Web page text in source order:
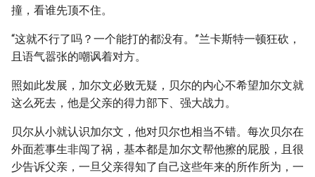
撞，看谁先顶不住。
“这就不行了吗？一个能打的都没有。”兰卡斯特一顿狂砍，
且语气嚣张的嘲讽着对方。
照如此发展，加尔文必败无疑，贝尔的内心不希望加尔文就
这么死去，他是父亲的得力部下、强大战力。
贝尔从小就认识加尔文，他对贝尔也相当不错。每次贝尔在
外面惹事生非闯了祸，基本都是加尔文帮他擦的屁股，且很
少告诉父亲，一旦父亲得知了自己这些年来的所作所为，一